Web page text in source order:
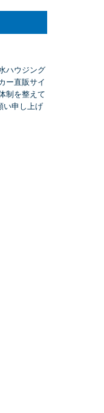
ハウジング
ー直販サイ
制を整えて
い申し上げ